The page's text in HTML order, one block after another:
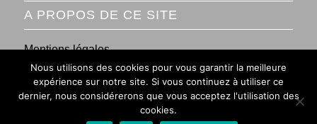
A PROPOS DE CE SITE
Mentions légales
Conditions générales de vente
Nous utilisons des cookies pour vous garantir la meilleure
expérience sur notre site. Si vous continuez à utiliser ce
dernier, nous considérerons que vous acceptez l'utilisation des
cookies.